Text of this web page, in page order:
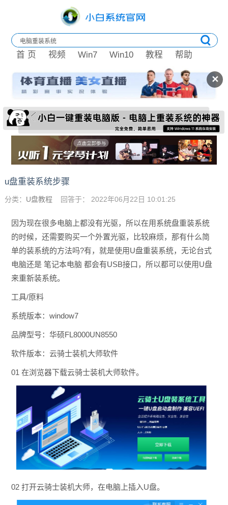
✕
首 页 视频 Win7 Win10 教程 帮助
u盘重装系统步骤
分类： U盘教程 回答于： 2022年06月22日 10:01:25
因为现在很多电脑上都没有光驱，所以在用系统盘重装系统
的时候，还需要购买一个外置光驱，比较麻烦，那有什么简
单的装系统的方法吗?有，就是使用U盘重装系统，无论台式
电脑还是 笔记本电脑 都会有USB接口，所以都可以使用U盘
来重新装系统。
工具/原料
系统版本：window7
品牌型号：华硕FL8000UN8550
软件版本：云骑士装机大师软件
01 在浏览器下载云骑士装机大师软件。
02 打开云骑士装机大师，在电脑上插入U盘。